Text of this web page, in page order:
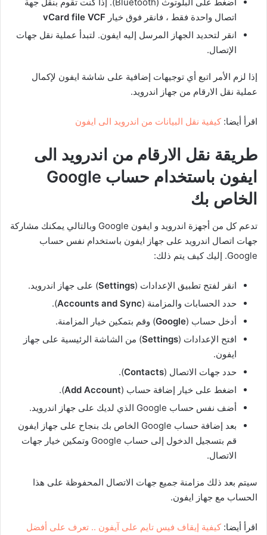
اضغط على البلوتوث (Bluetooth). إذا كنت تقوم بنقل جهة
اتصال واحدة فقط ، فانقر فوق خيار vCard file VCF
انقر لتحديد الجهاز المرسل إليه ايفون. لتبدأ عملية نقل جهات
الإتصال.
إذا لزم الأمر اتبع أي توجيهات إضافية على شاشة ايفون لإكمال
عملية نقل الارقام من جهاز اندرويد.
اقرأ أيضا: كيفية نقل البيانات من اندرويد الى ايفون
طريقة نقل الارقام من اندرويد الى
ايفون باستخدام حساب Google
الخاص بك
تدعم كل من أجهزة اندرويد و ايفون Google وبالتالي يمكنك مشاركة
جهات اتصال اندرويد على جهاز ايفون باستخدام نفس حساب
Google. إليك كيف يتم ذلك:
انقر لفتح تطبيق الإعدادات (Settings) على جهاز اندرويد.
حدد الحسابات والمزامنة (Accounts and Sync
).
أدخل حساب (Google) وقم بتمكين خيار المزامنة.
افتح الإعدادات (Settings) من الشاشة الرئيسية على جهاز
ايفون.
حدد جهات الاتصال (Contacts
).
اضغط على خيار إضافة حساب (Add Account
).
أضف نفس حساب Google الذي لديك على جهاز اندرويد.
بعد إضافة حساب Google الخاص بك بنجاح على جهاز ايفون
قم بتسجيل الدخول إلى حساب Google وتمكين خيار جهات
الاتصال.
سيتم بعد ذلك مزامنة جميع جهات الاتصال المحفوظة على هذا
الحساب مع جهاز ايفون.
اقرأ أيضا: كيفية إيقاف فيس تايم على آيفون .. تعرف على أفضل